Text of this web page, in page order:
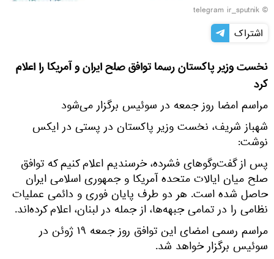
© telegram ir_sputnik
اشتراک
نخست وزیر پاکستان رسما توافق صلح ایران و آمریکا را اعلام
کرد
مراسم امضا روز جمعه در سوئیس برگزار می‌شود
شهباز شریف، نخست وزیر پاکستان در پستی در ایکس
نوشت:
پس از گفت‌وگوهای فشرده، خرسندیم اعلام کنیم که توافق
صلح میان ایالات متحده آمریکا و جمهوری اسلامی ایران
حاصل شده است. هر دو طرف پایان فوری و دائمی عملیات
نظامی را در تمامی جبهه‌ها، از جمله در لبنان، اعلام کرده‌اند.
مراسم رسمی امضای این توافق روز جمعه ۱۹ ژوئن در
سوئیس برگزار خواهد شد.